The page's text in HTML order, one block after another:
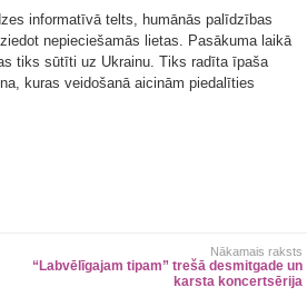
informatīvā telts, humānās palīdzības
nepieciešamās lietas. Pasākuma laikā
tiks sūtīti uz Ukrainu. Tiks radīta īpaša
kuras veidošanā aicinām piedalīties
Nākamais raksts
“Labvēlīgajam tipam” trešā desmitgade un
karsta koncertsērija